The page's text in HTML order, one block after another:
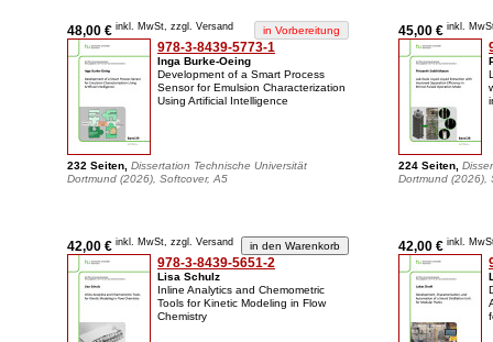
48,00 € inkl. MwSt, zzgl. Versand
978-3-8439-5773-1
Inga Burke-Oeing
Development of a Smart Process
Sensor for Emulsion Characterization
Using Artificial Intelligence
232 Seiten, Dissertation Technische Universität
Dortmund (2026), Softcover, A5
42,00 € inkl. MwSt, zzgl. Versand
978-3-8439-5651-2
Lisa Schulz
Inline Analytics and Chemometric
Tools for Kinetic Modeling in Flow
Chemistry
45,00 € inkl.
224 Seiten,
Dortmund (2026),
42,00 € inkl.